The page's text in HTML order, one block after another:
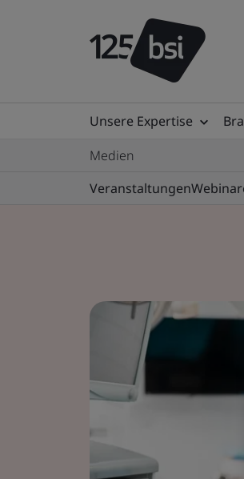
Unsere Expertise
Medien
Veranstaltungen